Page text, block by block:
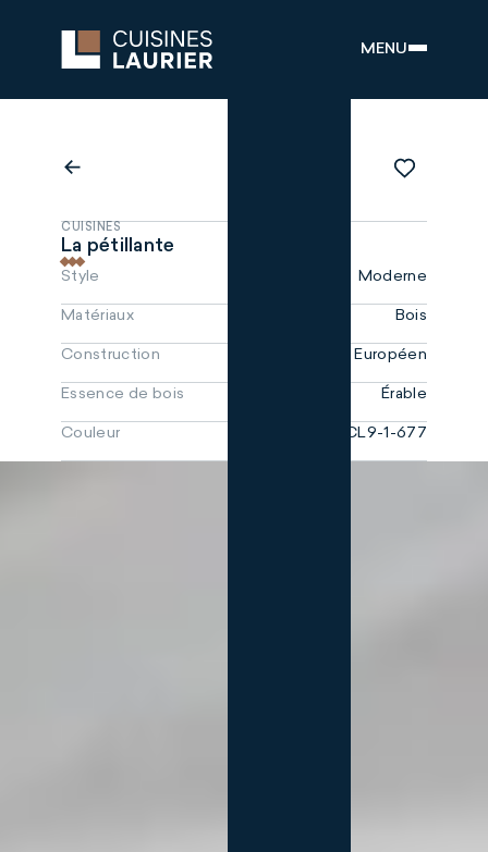
MENU
CUISINES
La pétillante
Style Moderne
Matériaux Bois
Construction Européen
Essence de bois Érable
Couleur CL9-1-677